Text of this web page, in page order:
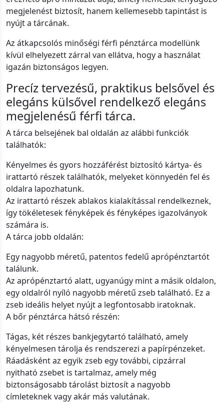
megjelenést biztosít, hanem kellemesebb tapintást is
nyújt a tárcának.
Az átkapcsolós minőségi férfi pénztárca modellünk
kívül elhelyezett zárral van ellátva, hogy a használat
igazán biztonságos legyen.
Precíz tervezésű, praktikus belsővel és
elegáns külsővel rendelkező elegáns
megjelenésű férfi tárca.
A tárca belsejének bal oldalán az alábbi funkciók
találhatók:
Kényelmes és gyors hozzáférést biztosító kártya- és
irattartó részek találhatók, melyeket könnyedén fel és
oldalra lapozhatunk.
Az irattartó részek ablakos kialakítással rendelkeznek,
így tökéletesek fényképek és fényképes igazolványok
számára is.
A tárca jobb oldalán:
Egy nagyobb méretű, patentos fedelű aprópénztartót
találunk.
Az aprópénztartó alatt, ugyanúgy mint a másik oldalon,
egy oldalról nyíló nagyobb méretű zseb található. Ez a
zseb ideális helyet nyújt a legfontosabb iratoknak.
A bőr pénztárca hátsó részén:
Tágas, két részes bankjegytartó található, amely
kényelmesen tárolja és rendszerezi a papírpénzeket.
Ráadásként az egyik zseb egy további, cipzárral
nyitható zsebet is tartalmaz, amely még
biztonságosabb tárolást biztosít a nagyobb
címleteknek vagy akár más valutának.